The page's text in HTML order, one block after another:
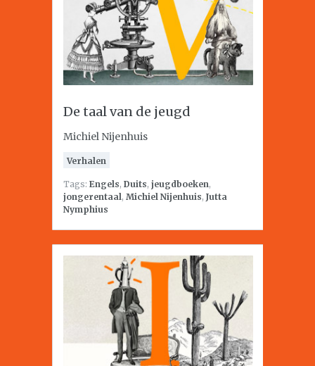
De taal van de jeugd
Michiel Nijenhuis
Verhalen
Tags: Engels, Duits, jeugdboeken,
jongerentaal, Michiel Nijenhuis, Jutta
Nymphius